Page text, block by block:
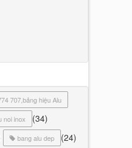
707,bảng hiệu Alu
noi inox (34)
bang alu dep (24)